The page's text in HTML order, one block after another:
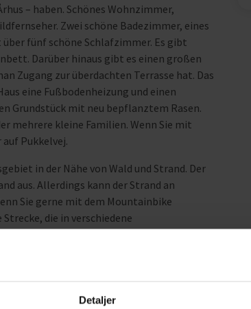
Detaljer
– haben. Schönes Wohnzimmer,
Zwei schöne Badezimmer, eines
fünf schöne Schlafzimmer. Es gibt
Darüber hinaus gibt es einen großen
Zugang zur überdachten Terrasse hat. Das
eine Fußbodenheizung und einen
Grundstück mit neu bepflanztem Rasen.
mehrere kleine Familien. Wenn Sie mit
Pukkelvej.
in der Nähe von Wald und Strand. Der
aus. Allerdings kann der Strand an
Sie gerne mit dem Mountainbike
die in verschiedene
vom Hafen in Ebeltoft entfernt.
ist. Am Hafen finden Sie auch
fangfrischen Fisch zu kaufen.
den gemütlichen Kopfsteinpflasterstraßen
anderem Angewandte Kunst und kleine